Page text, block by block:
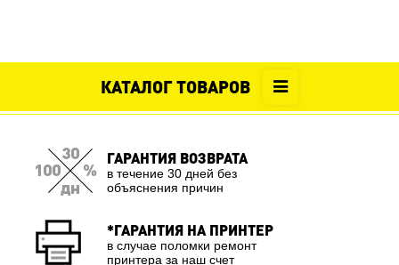
КАТАЛОГ ТОВАРОВ
ГАРАНТИЯ ВОЗВРАТА
в течение 30 дней без
объяснения причин
*ГАРАНТИЯ НА ПРИНТЕР
в случае поломки ремонт
принтера за наш счет